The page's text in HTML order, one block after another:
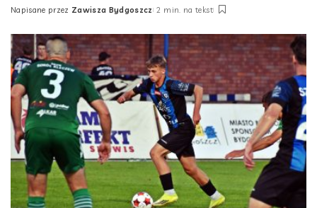
Posted
Napisane przez Zawisza Bydgoszcz 2 min. na tekst